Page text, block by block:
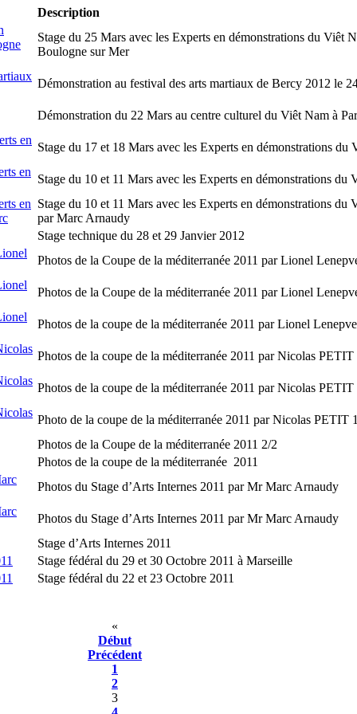
Description
Stage du 25 Mars avec les Experts en démonstrations du Viêt
Boulogne sur Mer
Démonstration au festival des arts martiaux de Bercy 2012 le
Démonstration du 22 Mars au centre culturel du Viêt Nam à
en
Stage du 17 et 18 Mars avec les Experts en démonstrations du
en
Stage du 10 et 11 Mars avec les Experts en démonstrations du
en Stage du 10 et 11 Mars avec les Experts en démonstrations du
par Marc Arnaudy
Stage technique du 28 et 29 Janvier 2012
Photos de la Coupe de la méditerranée 2011 par Lionel
Photos de la Coupe de la méditerranée 2011 par Lionel
Photos de la coupe de la méditerranée 2011 par Lionel
Photos de la coupe de la méditerranée 2011 par Nicolas PETIT
Photos de la coupe de la méditerranée 2011 par Nicolas PETIT
Photo de la coupe de la méditerranée 2011 par Nicolas PETIT
Photos de la Coupe de la méditerranée 2011 2/2
Photos du Stage d’Arts Internes 2011 par Mr Marc Arnaudy
Photos du Stage d’Arts Internes 2011 par Mr Marc Arnaudy
Stage d’Arts Internes 2011
Stage fédéral du 29 et 30 Octobre 2011 à Marseille
Stage fédéral du 22 et 23 Octobre 2011
«
Début
Précédent
1
2
3